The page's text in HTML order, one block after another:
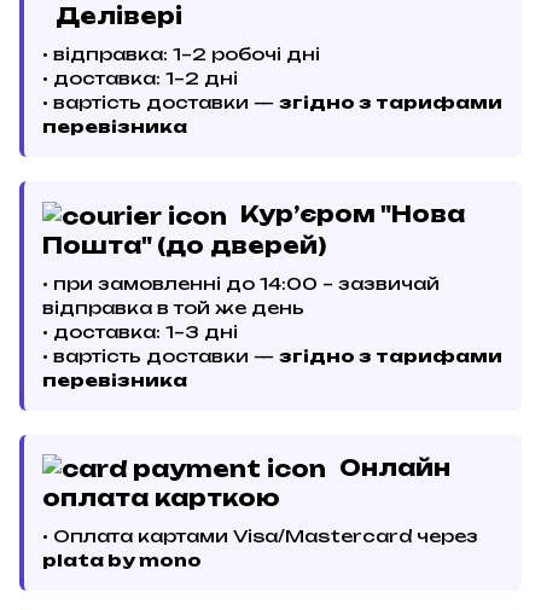
Делівері
• відправка: 1–2 робочі дні
• доставка: 1–2 дні
• вартість доставки — згідно з тарифами
перевізника
Кур’єром "Нова
Пошта" (до дверей)
• при замовленні до 14:00 – зазвичай
відправка в той же день
• доставка: 1–3 дні
• вартість доставки — згідно з тарифами
перевізника
Онлайн
оплата карткою
• Оплата картами Visa/Mastercard через
plata by mono